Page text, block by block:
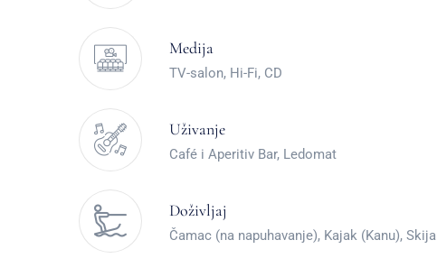
Medija
TV-salon, Hi-Fi, CD
Uživanje
Café i Aperitiv Bar, Ledomat
Doživljaj
Čamac (na napuhavanje), Kajak (Kanu),